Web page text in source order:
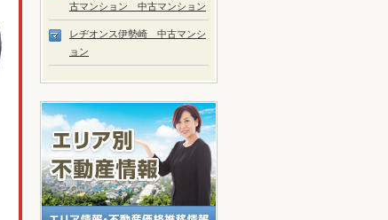
古マンション 中古マンション
レヂオンス伊勢崎 中古マンシ
ョン